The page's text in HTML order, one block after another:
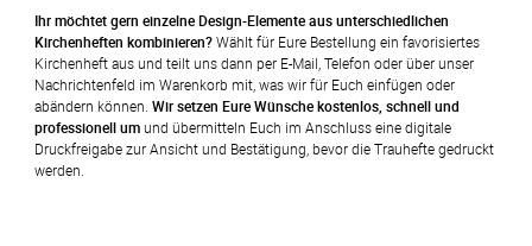
Ihr möchtet gern einzelne Design-Elemente aus unterschiedlichen
Kirchenheften kombinieren? Wählt für Eure Bestellung ein favorisiertes
Kirchenheft aus und teilt uns dann per E-Mail, Telefon oder über unser
Nachrichtenfeld im Warenkorb mit, was wir für Euch einfügen oder
abändern können. Wir setzen Eure Wünsche kostenlos, schnell und
professionell um und übermitteln Euch im Anschluss eine digitale
Druckfreigabe zur Ansicht und Bestätigung, bevor die Trauhefte gedruckt
werden.